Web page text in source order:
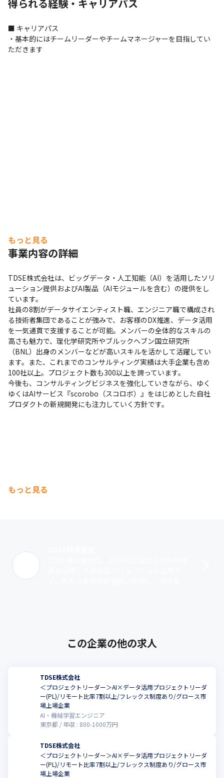
Tableau
Windows
得られる経験・キャリアパス
■ キャリアパス
・基本的にはチームリーダーやチームマネージャーを目指してい
ただきます
もっと見る
事業内容の詳細
TDSE株式会社は、ビッグデータ・人工知能（AI）を活用したソリ
ューション提供およびAI製品（AIモジュールを含む）の提供をし
ています。
社員の8割がデータサイエンティスト職、エンジニア職で構成され
る技術者集団であることが強みで、お客様のDX推進、データ活用
を一気通貫で支援することが可能。メンバーの全体的なスキルの
高さも魅力で、理化学研究所やブルックヘブン国立研究所
（BNL）出身のメンバーなどが高いスキルを活かして活躍してい
ます。また、これまでのコンサルティング実績は大手企業も含め
100社以上。プロジェクト数も300以上を誇っています。
今後も、コンサルティングビジネスを強化していきながら、ゆく
ゆくはAIサービス『scorobo（スコロボ）』をはじめとした自社
プロダクトの新規開発にも注力していく方針です。
もっと見る
この企業の他の求人
TDSE株式会社
＜プロジェクトリーダー＞AI×データ活用プロジェクトリーダ
ー(PL)/リモート比率7割以上/フレックス制度あり/グロース市
場上場企業
AI・機械学習エンジニア
東京都
年収 : 800-1000万円
TDSE株式会社
＜プロジェクトリーダー＞AI×データ活用プロジェクトリーダ
ー(PL)/リモート比率7割以上/フレックス制度あり/グロース市
場上場企業